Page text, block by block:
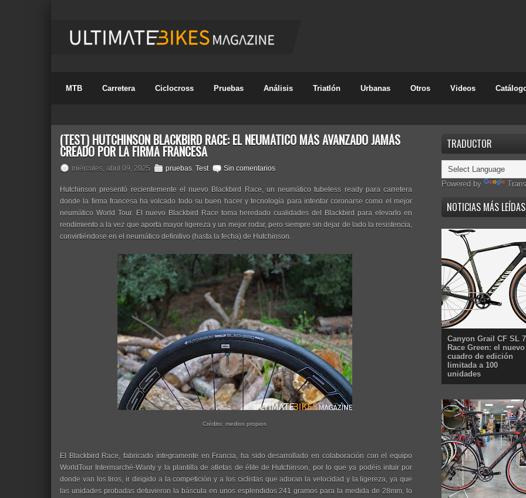
MTB Carretera Ciclocross Pruebas Análisis Triatlón Urbanas Otros Videos
(TEST) HUTCHINSON BLACKBIRD RACE: EL NEUMÁTICO MÁS AVANZADO JAMÁS
CREADO POR LA FIRMA FRANCESA
miércoles, abril 09, 2025 pruebas, Test Sin comentarios
Hutchinson presentó recientemente el nuevo Blackbird Race, un neumático tubeless ready para carretera
donde la firma francesa ha volcado todo su buen hacer y tecnología para intentar coronarse como el mejor
neumático World Tour. El nuevo Blackbird Race toma heredado cualidades del Blackbird para elevarlo en
rendimiento a la vez que aporta mayor ligereza y un mejor rodar, pero siempre sin dejar de lado la resistencia,
convirtiéndose en el neumático definitivo (hasta la fecha) de Hutchinson.
Crédito: medios propios
El Blackbird Race, fabricado íntegramente en Francia, ha sido desarrollado en colaboración con el equipo
WorldTour Intermarché-Wanty y la plantilla de atletas de élite de Hutchinson, por lo que ya podéis intuir por
donde van los tiros, ir dirigido a la competición y a los ciclistas que adoran la velocidad y la ligereza, ya que
las unidades probadas detuvieron la báscula en unos esplendidos 241 gramos para la medida de 28mm, lo
TRADUCTOR
Powered by
NOTICIAS MÁS LEÍDAS
Canyon Grail CF SL 7
Race Green: el nuevo
cuadro de edición
limitada a 100
unidades